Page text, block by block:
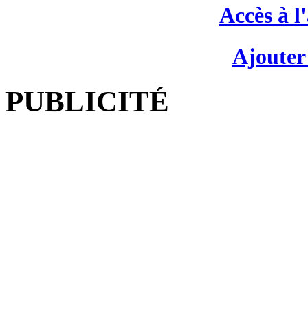
Accès à
Ajouter
PUBLICITÉ